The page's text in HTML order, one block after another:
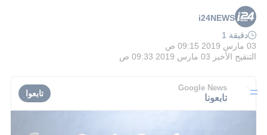
i24NEWS
دقيقة 1
03 مارس 2019 09:15 ص
التنقيح الأخير 03 مارس 2019 09:33 ص
Google News
تابعونا تابعوا